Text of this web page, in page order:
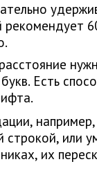
рекомендует
Есть
строкой, или
их